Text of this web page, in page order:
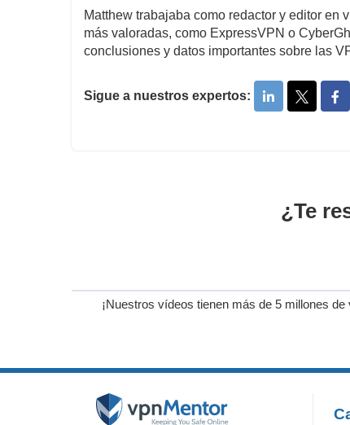
Matthew trabajaba como redactor y editor en
más valoradas, como ExpressVPN o
conclusiones y datos importantes sobre las
Sigue a nuestros expertos:
¿Te
¡Nuestros vídeos tienen más de 5 millones